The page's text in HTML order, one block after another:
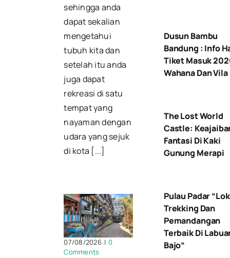
sehingga anda
dapat sekalian
mengetahui
tubuh kita dan
setelah itu anda
juga dapat
rekreasi di satu
tempat yang
nayaman dengan
udara yang sejuk
di kota [...]
07/08/2026 | 0
Comments
Dusun Bambu
Bandung : Info
Tiket Masuk
Wahana Dan Vila
The Lost World
Castle:
Fantasi Di Kaki
Gunung Merapi
Pulau Padar
Trekking Dan
Pemandangan
Terbaik Di
Bajo”